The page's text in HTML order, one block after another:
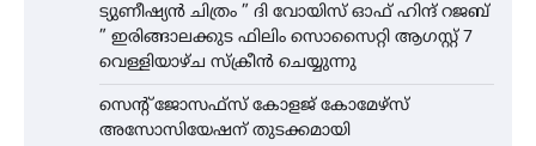
ട്യുണീഷ്യൻ ചിത്രം ” ദി വോയിസ് ഓഫ് ഹിന്ദ് റജബ്
” ഇരിങ്ങാലക്കുട ഫിലിം സൊസൈറ്റി ആഗസ്റ്റ് 7
വെള്ളിയാഴ്ച സ്‌ക്രീൻ ചെയ്യുന്നു
സെന്റ് ജോസഫ്സ് കോളജ് കോമേഴ്‌സ്
അസോസിയേഷന് തുടക്കമായി